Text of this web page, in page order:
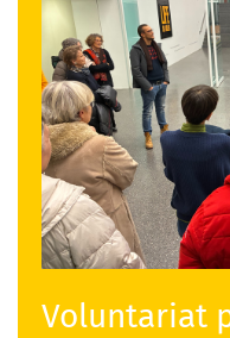
Voluntariat